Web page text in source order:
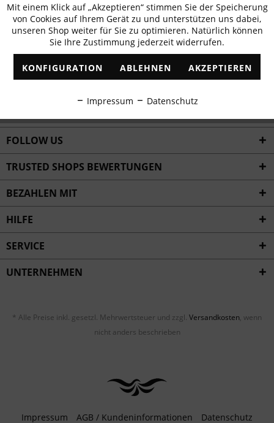
E-MAIL
Noch Fragen? Unser Kundenservice hilft Ihnen gerne!
Schreiben Sie eine Nachricht an:
FOLLOW US
TRUSTED SHOPS BEWERTUNGEN
BEZAHLEN MIT
HILFE
SERVICE
UNTERNEHMEN
* Alle Preise inkl. gesetzl. Mehrwertsteuer und zzgl. Versandkosten, wenn
nicht anders beschrieben
Impressum AGB / Kundeninformationen Datenschutz
Funktionale Aktiv
Marketing Inaktiv
Tracking Inaktiv
Personalisierung Inaktiv
Service Inaktiv
Mit einem Klick auf „Akzeptieren“ stimmen Sie der Speicherung
von Cookies auf Ihrem Gerät zu und unterstützen uns dabei,
unseren Shop weiter für Sie zu optimieren. Natürlich können
Sie Ihre Zustimmung jederzeit widerrufen.
KONFIGURATION ABLEHNEN AKZEPTIEREN
Impressum Datenschutz